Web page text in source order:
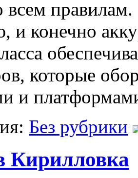
всем
и конечно
которые
и
Без рубрики
Кирилловка